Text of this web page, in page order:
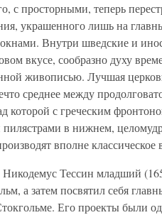
с просторными, теперь
украшенного лишь на
Внутри шведские и
вкусе, сообразно духу
живописью. Лучшая
среднее между
которой с греческим
пилястрами в нижнем,
вполне классическое
Тессин младший
а затем посвятил себя
Его проекты были